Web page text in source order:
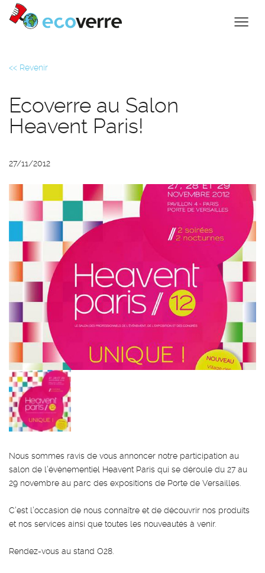
<< Revenir
Ecoverre au Salon
Heavent Paris!
27/11/2012
Nous sommes ravis de vous annoncer notre participation au
salon de l’évènementiel Heavent Paris qui se déroule du 27 au
29 novembre au parc des expositions de Porte de Versailles.
C’est l’occasion de nous connaître et de découvrir nos produits
et nos services ainsi que toutes les nouveautés à venir.
Rendez-vous au stand O28.